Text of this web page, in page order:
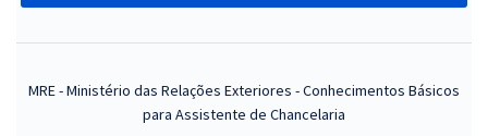
MRE - Ministério das Relações Exteriores - Conhecimentos Básicos
para Assistente de Chancelaria